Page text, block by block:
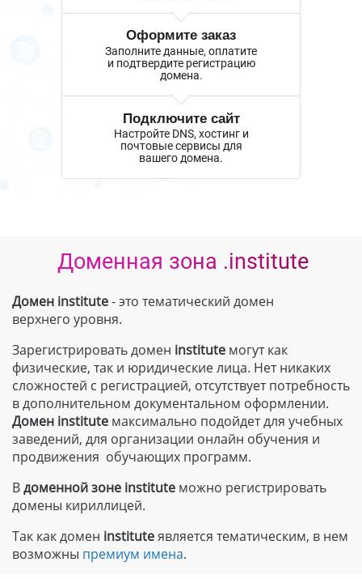
Оформите заказ
Заполните данные, оплатите
и подтвердите регистрацию
домена.
Подключите сайт
Настройте DNS, хостинг и
почтовые сервисы для
вашего домена.
Доменная зона .institute
Домен institute- это тематический домен
верхнего уровня.
Зарегистрировать домен institute могут как
физические, так и юридические лица. Нет никаких
сложностей с регистрацией, отсутствует потребность
в дополнительном документальном оформлении.
Домен institute максимально подойдет для учебных
заведений, для организации онлайн обучения и
продвижения обучающих программ.
Вдоменной зоне institute можно регистрировать
домены кириллицей.
Так как домен instituteявляется тематическим, в нем
возможны премиум имена.